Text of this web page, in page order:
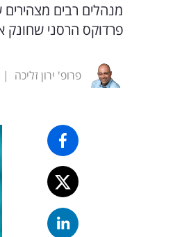
מנהלים רבים
פרדוקס הרסני שחונק
פרופ' ירון זליכה |